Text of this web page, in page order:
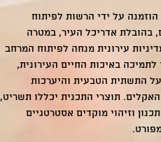
הוזמנה על ידי הרשות לפיתוח
בהובלת אדריכל העיר, במטרה
עירונית מנחה לפיתוח המרחב
לתמיכה באיכות החיים העירונית,
התשתית הטבעית והיערכות
תוצרי התכנית יכללו תשריט,
וזיהוי מוקדים אסטרטגיים